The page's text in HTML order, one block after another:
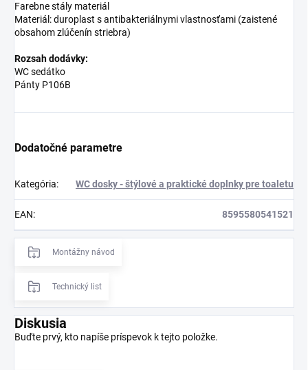
Farebne stály materiál
Materiál: duroplast s antibakteriálnymi vlastnosťami (zaistené
obsahom zlúčenín striebra)
Rozsah dodávky:
WC sedátko
Pánty P106B
Dodatočné parametre
Kategória: WC dosky - štýlové a praktické doplnky pre toaletu
EAN: 8595580541521
Montážny návod
Technický list
Diskusia
Buďte prvý, kto napíše príspevok k tejto položke.